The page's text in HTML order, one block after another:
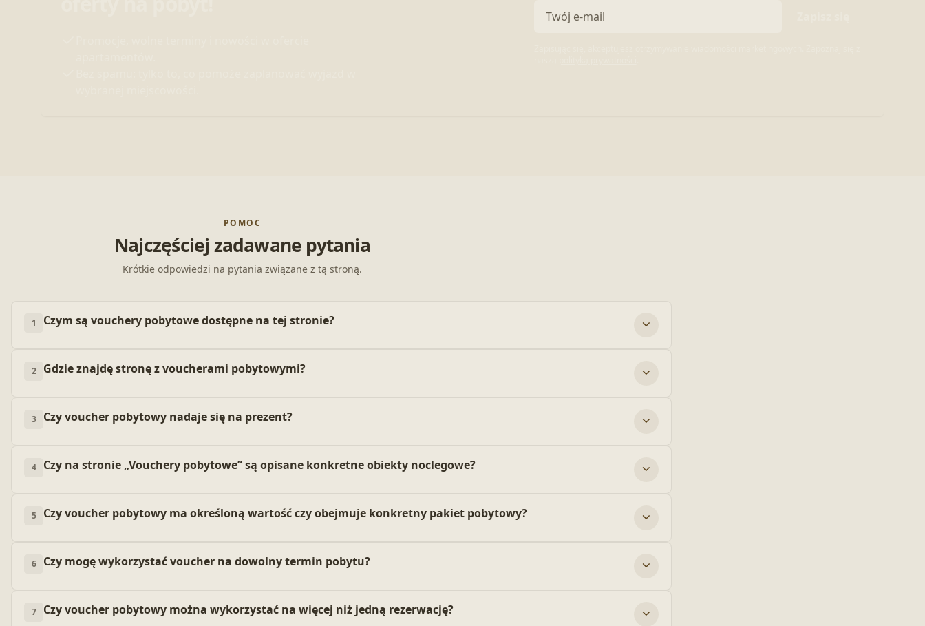
POMOC
Najczęściej zadawane pytania
Krótkie odpowiedzi na pytania związane z tą stroną.
1 Czym są vouchery pobytowe dostępne na tej stronie?
2 Gdzie znajdę stronę z voucherami pobytowymi?
3 Czy voucher pobytowy nadaje się na prezent?
4 Czy na stronie „Vouchery pobytowe” są opisane konkretne obiekty noclegowe?
5 Czy voucher pobytowy ma określoną wartość czy obejmuje konkretny pakiet pobytowy?
6 Czy mogę wykorzystać voucher na dowolny termin pobytu?
7 Czy voucher pobytowy można wykorzystać na więcej niż jedną rezerwację?